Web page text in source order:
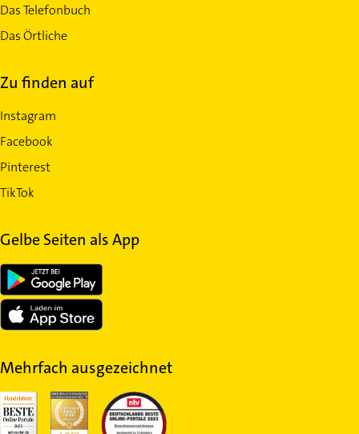
Das Telefonbuch
Das Örtliche
Zu finden auf
Instagram
Facebook
Pinterest
TikTok
Gelbe Seiten als App
Mehrfach ausgezeichnet